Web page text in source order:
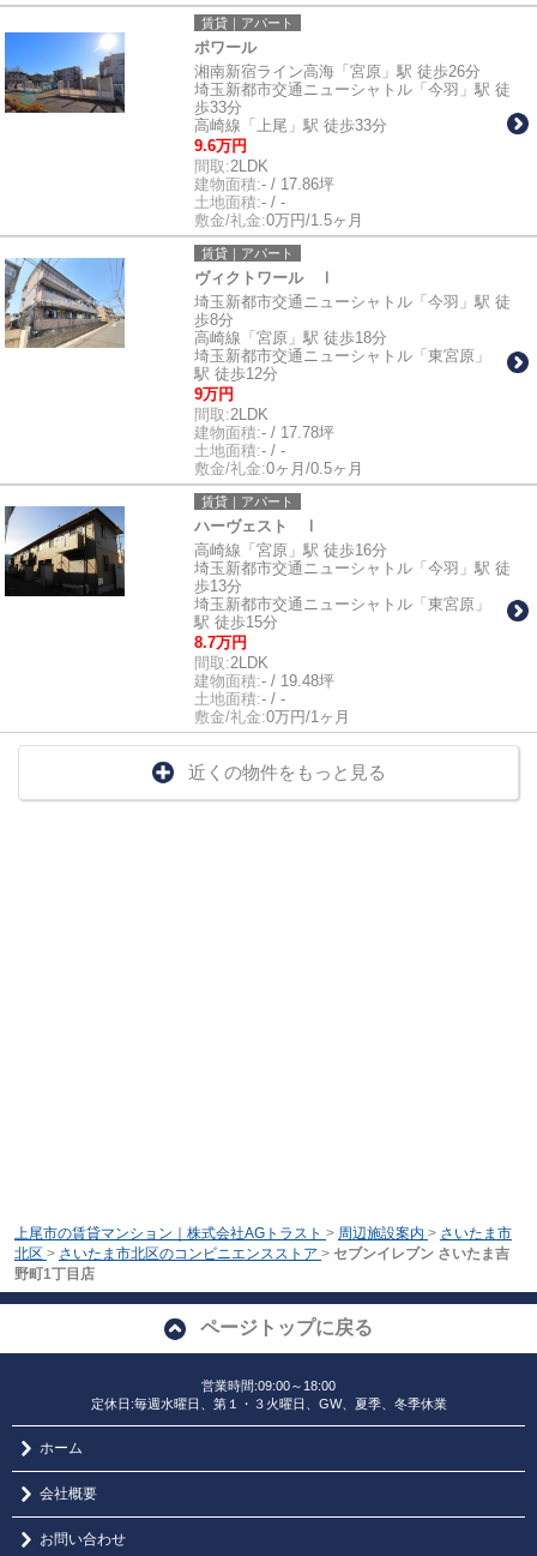
賃貸｜アパート
ポワール
湘南新宿ライン高海「宮原」駅 徒歩26分
埼玉新都市交通ニューシャトル「今羽」駅 徒
歩33分
高崎線「上尾」駅 徒歩33分
9.6万円
間取:2LDK
建物面積:- / 17.86坪
土地面積:- / -
敷金/礼金:0万円/1.5ヶ月
賃貸｜アパート
ヴィクトワール Ⅰ
埼玉新都市交通ニューシャトル「今羽」駅 徒
歩8分
高崎線「宮原」駅 徒歩18分
埼玉新都市交通ニューシャトル「東宮原」
駅 徒歩12分
9万円
間取:2LDK
建物面積:- / 17.78坪
土地面積:- / -
敷金/礼金:0ヶ月/0.5ヶ月
賃貸｜アパート
ハーヴェスト Ⅰ
高崎線「宮原」駅 徒歩16分
埼玉新都市交通ニューシャトル「今羽」駅 徒
歩13分
埼玉新都市交通ニューシャトル「東宮原」
駅 徒歩15分
8.7万円
間取:2LDK
建物面積:- / 19.48坪
土地面積:- / -
敷金/礼金:0万円/1ヶ月
近くの物件をもっと見る
上尾市の賃貸マンション｜株式会社AGトラスト > 周辺施設案内 > さいたま市
北区 > さいたま市北区のコンビニエンスストア > セブンイレブン さいたま吉
野町1丁目店
ページトップに戻る
営業時間:09:00～18:00
定休日:毎週水曜日、第１・３火曜日、GW、夏季、冬季休業
ホーム
会社概要
お問い合わせ